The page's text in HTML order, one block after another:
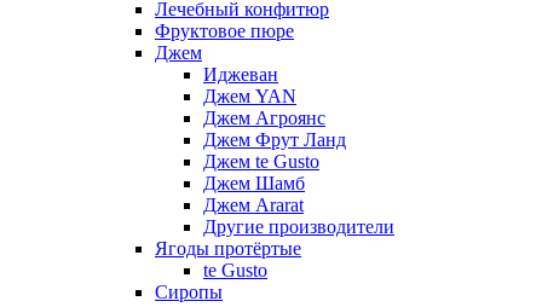
Лечебный конфитюр
Фруктовое пюре
Джем
Иджеван
Джем YAN
Джем Агроянс
Джем Фрут Ланд
Джем te Gusto
Джем Шамб
Джем Ararat
Другие производители
Ягоды протёртые
te Gusto
Сиропы